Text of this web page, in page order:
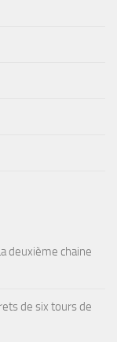
deuxième chaine
de six tours de